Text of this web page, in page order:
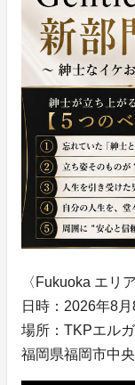
〈Fukuoka エリ
日時：2026年8
場所：TKPエル
福岡県福岡市中